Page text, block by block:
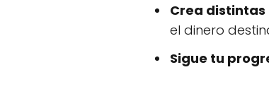
Crea distintas
el dinero
Sigue tu